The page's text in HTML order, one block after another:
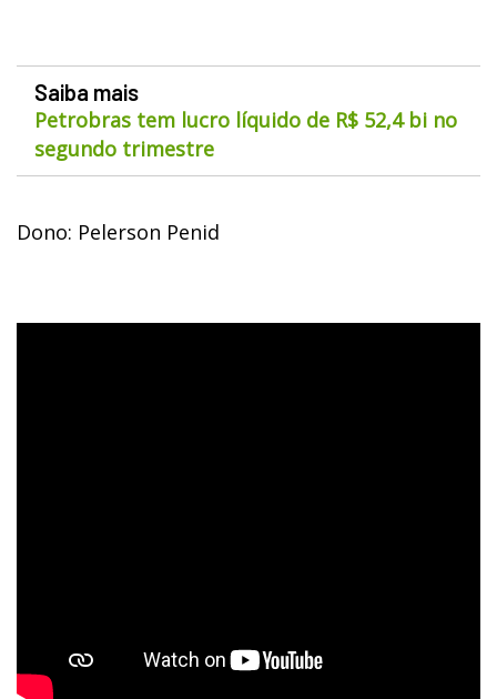
Saiba mais
Petrobras tem lucro líquido de R$ 52,4 bi no
segundo trimestre
Dono: Pelerson Penid